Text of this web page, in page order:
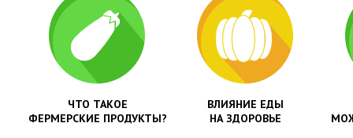
ЧТО ТАКОЕ
ФЕРМЕРСКИЕ ПРОДУКТЫ?
ВЛИЯНИЕ ЕДЫ
НА ЗДОРОВЬЕ